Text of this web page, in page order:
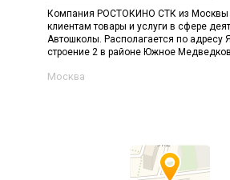
Компания РОСТОКИНО СТК из Москвы
клиентам товары и услуги в сфере
Автошколы. Располагается по адресу
строение 2 в районе Южное
Москва